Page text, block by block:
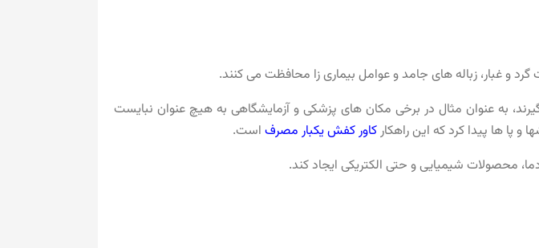
و غبار، زباله های جامد و عوامل بیماری زا محافظت می کنند.
به عنوان مثال در برخی مکان های پزشکی و آزمایشگاهی به هیچ عنوان نبایست
پا ها پیدا کرد که این راهکارکاور کفش یکبار مصرف است.
محصولات شیمیایی و حتی الکتریکی ایجاد کند.